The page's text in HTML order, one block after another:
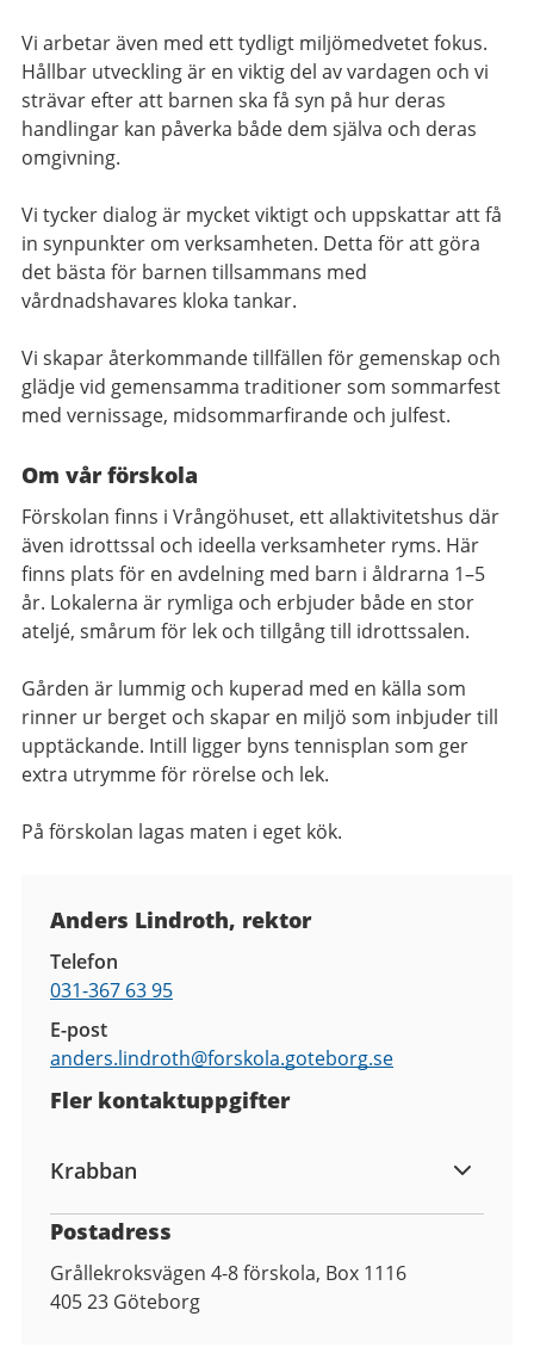
Vi arbetar även med ett tydligt miljömedvetet fokus.
Hållbar utveckling är en viktig del av vardagen och vi
strävar efter att barnen ska få syn på hur deras
handlingar kan påverka både dem själva och deras
omgivning.
Vi tycker dialog är mycket viktigt och uppskattar att få
in synpunkter om verksamheten. Detta för att göra
det bästa för barnen tillsammans med
vårdnadshavares kloka tankar.
Vi skapar återkommande tillfällen för gemenskap och
glädje vid gemensamma traditioner som sommarfest
med vernissage, midsommarfirande och julfest.
Om vår förskola
Förskolan finns i Vrångöhuset, ett allaktivitetshus där
även idrottssal och ideella verksamheter ryms. Här
finns plats för en avdelning med barn i åldrarna 1–5
år. Lokalerna är rymliga och erbjuder både en stor
ateljé, smårum för lek och tillgång till idrottssalen.
Gården är lummig och kuperad med en källa som
rinner ur berget och skapar en miljö som inbjuder till
upptäckande. Intill ligger byns tennisplan som ger
extra utrymme för rörelse och lek.
På förskolan lagas maten i eget kök.
Anders Lindroth, rektor
Telefon
031-367 63 95
E-post
anders.lindroth@forskola.goteborg.se
Fler kontaktuppgifter
Krabban
Postadress
Grållekroksvägen 4-8 förskola, Box 1116
405 23 Göteborg